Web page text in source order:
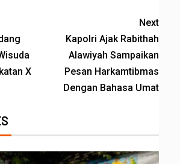
X
Next
Kapolri Ajak Rabithah
Alawiyah Sampaikan
Pesan Harkamtibmas
Dengan Bahasa Umat